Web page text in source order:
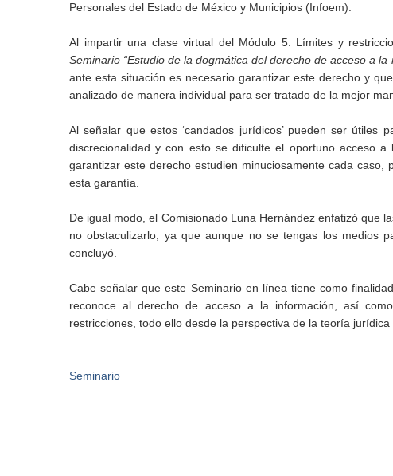
Personales del Estado de México y Municipios (Infoem).
Al impartir una clase virtual del Módulo 5: Límites y
Seminario “Estudio de la dogmática del derecho de acceso a la
ante esta situación es necesario garantizar este derecho y
analizado de manera individual para ser tratado de la mejor
Al señalar que estos ‘candados jurídicos’ pueden ser
discrecionalidad y con esto se dificulte el oportuno acceso
garantizar este derecho estudien minuciosamente cada
esta garantía.
De igual modo, el Comisionado Luna Hernández enfatizó que
no obstaculizarlo, ya que aunque no se tengas los medios
concluyó.
Cabe señalar que este Seminario en línea tiene como
reconoce al derecho de acceso a la información, así
restricciones, todo ello desde la perspectiva de la teoría jurídica
Seminario